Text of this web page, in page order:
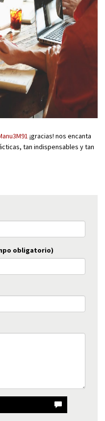
¡gracias! nos encanta
tan indispensables y tan
obligatorio)